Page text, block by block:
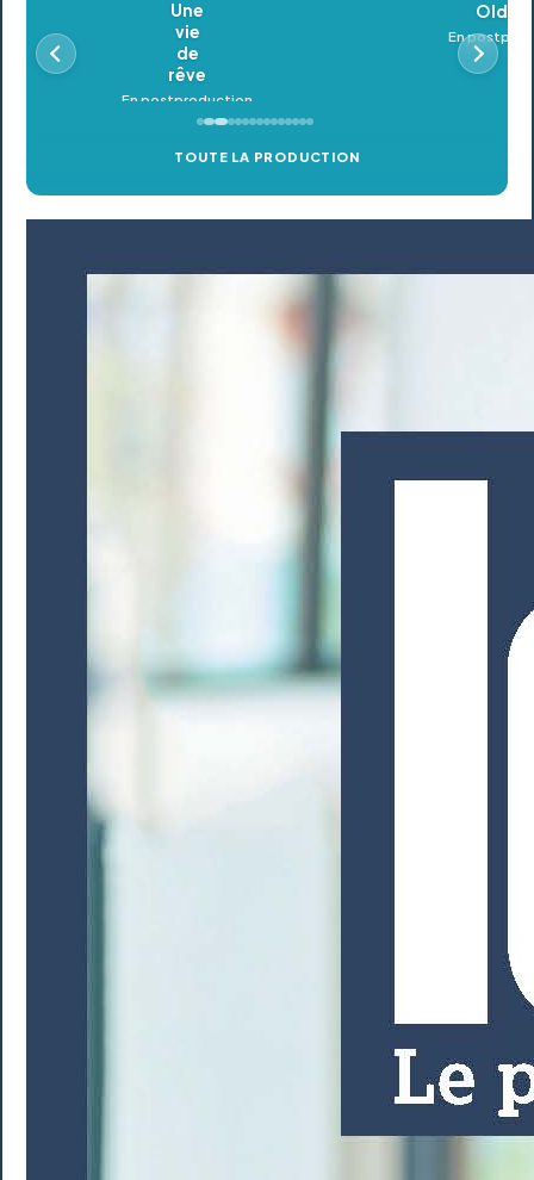
Oldeupe
En postproduction
TOUTE LA PRODUCTION